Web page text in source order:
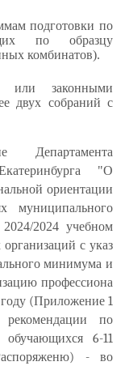
подготовки по
по образцу
комбинатов).
или законными
двух собраний с
Департамента
"О
ориентации
муниципального
2024 учебном
организаций с указ
минимума и
профессиона
году (Приложение 1
рекомендации по
обучающихся 6-11
- во